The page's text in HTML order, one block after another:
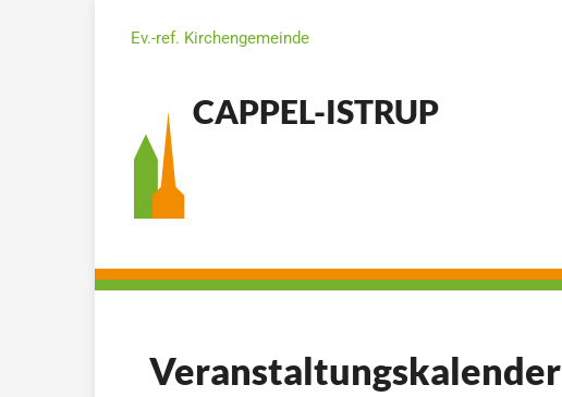
Ev.-ref. Kirchengemeinde
CAPPEL-ISTRUP
Veranstaltungskalender